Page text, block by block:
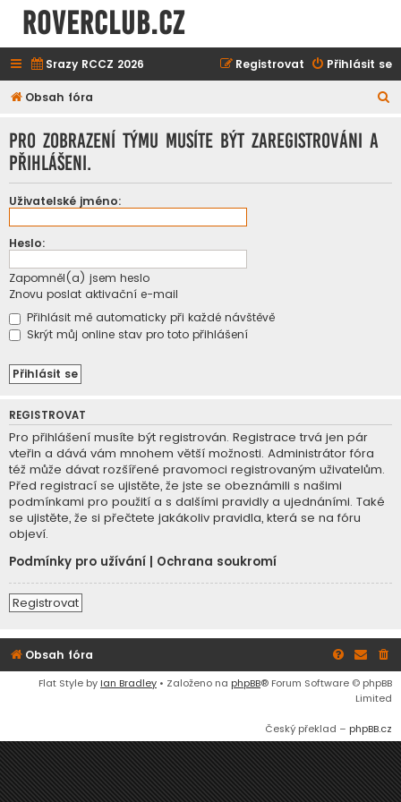
ROVERCLUB.cz
Srazy RCCZ 2026 Přihlásit se
Registrovat
Obsah fóra
Pro zobrazení týmu musíte být zaregistrováni a
přihlášeni.
Uživatelské jméno:
Heslo:
Zapomněl(a) jsem heslo
Znovu poslat aktivační e-mail
Přihlásit mě automaticky při každé návštěvě
Skrýt můj online stav pro toto přihlášení
REGISTROVAT
Pro přihlášení musíte být registrován. Registrace trvá jen pár
vteřin a dává vám mnohem větší možnosti. Administrátor fóra
též může dávat rozšířené pravomoci registrovaným uživatelům.
Před registrací se ujistěte, že jste se obeznámili s našimi
podmínkami pro použití a s dalšími pravidly a ujednáními. Také
se ujistěte, že si přečtete jakákoliv pravidla, která se na fóru
objeví.
Podmínky pro užívání
Ochrana soukromí
Registrovat
Obsah fóra
Flat Style by Ian Bradley • Založeno na phpBB® Forum Software © phpBB
Limited
Český překlad – phpBB.cz